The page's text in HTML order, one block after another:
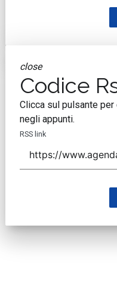
close
Codice
Clicca sul pulsante per
negli appunti.
RSS link